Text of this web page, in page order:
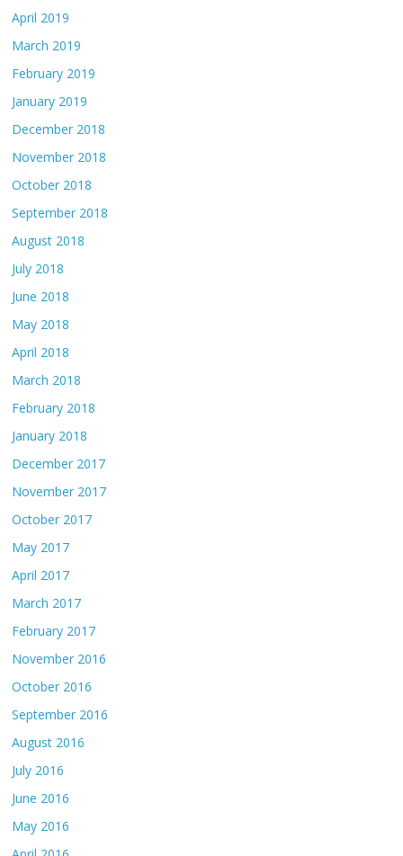
April 2019
March 2019
February 2019
January 2019
December 2018
November 2018
October 2018
September 2018
August 2018
July 2018
June 2018
May 2018
April 2018
March 2018
February 2018
January 2018
December 2017
November 2017
October 2017
May 2017
April 2017
March 2017
February 2017
November 2016
October 2016
September 2016
August 2016
July 2016
June 2016
May 2016